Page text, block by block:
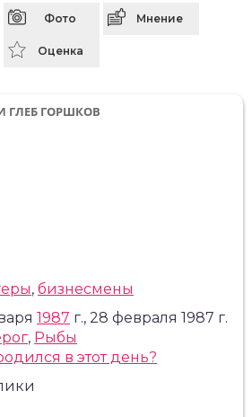
Фото Мнение
Оценка
ГЛЕБ ГОРШКОВ
, бизнесмены
1987 г., 28 февраля 1987 г.
, Рыбы
в этот день?